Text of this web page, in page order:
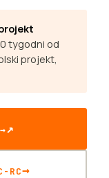
tygodni od
projekt,
RC